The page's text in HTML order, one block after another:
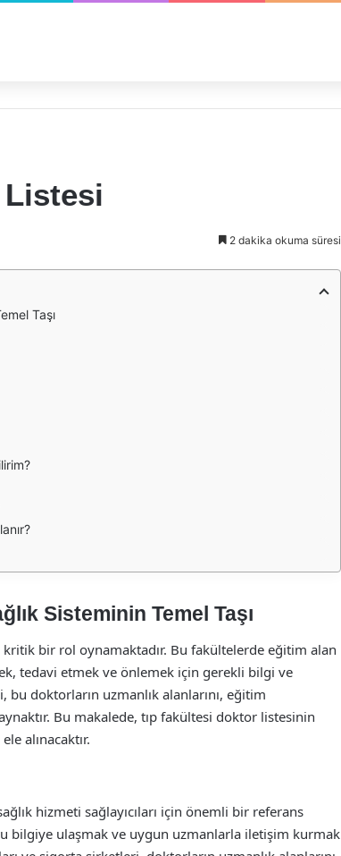
Listesi
2 dakika okuma süresi
Taşı
Sisteminin Temel Taşı
bir rol oynamaktadır. Bu fakültelerde eğitim alan
tedavi etmek ve önlemek için gerekli bilgi ve
doktorların uzmanlık alanlarını, eğitim
Bu makalede, tıp fakültesi doktor listesinin
alınacaktır.
hizmeti sağlayıcıları için önemli bir referans
bilgiye ulaşmak ve uygun uzmanlarla iletişim kurmak